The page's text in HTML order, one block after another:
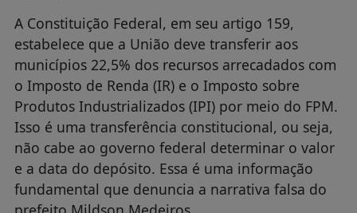
A Constituição Federal, em seu artigo 159,
estabelece que a União deve transferir aos
municípios 22,5% dos recursos arrecadados com
o Imposto de Renda (IR) e o Imposto sobre
Produtos Industrializados (IPI) por meio do FPM.
Isso é uma transferência constitucional, ou seja,
não cabe ao governo federal determinar o valor
e a data do depósito. Essa é uma informação
fundamental que denuncia a narrativa falsa do